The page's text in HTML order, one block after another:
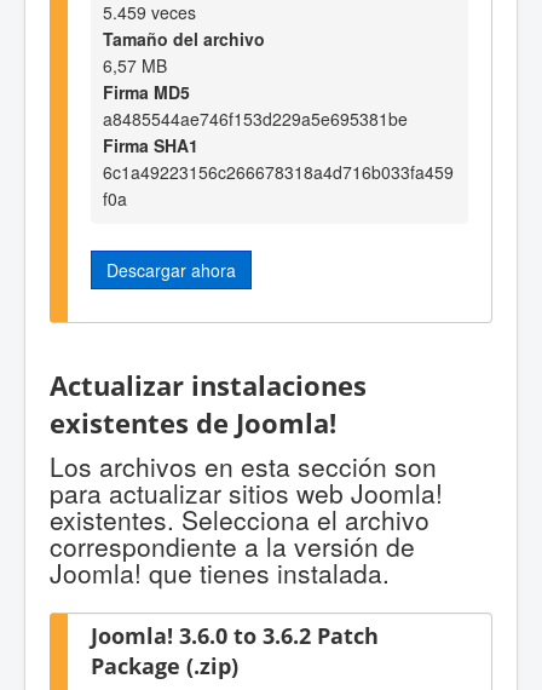
5.459 veces
Tamaño del archivo
6,57 MB
Firma MD5
a8485544ae746f153d229a5e695381be
Firma SHA1
6c1a49223156c266678318a4d716b033fa459
f0a
Descargar ahora
Actualizar instalaciones
existentes de Joomla!
Los archivos en esta sección son
para actualizar sitios web Joomla!
existentes. Selecciona el archivo
correspondiente a la versión de
Joomla! que tienes instalada.
Joomla! 3.6.0 to 3.6.2 Patch
Package (.zip)